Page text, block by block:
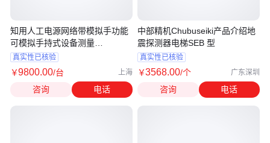
知用人工电源网络带模拟手功能
可模拟手持式设备测量
EM5040C
真实性已核验
￥9800.00/台 上海
咨询 电话
中部精机Chubuseiki产品介绍地
震探测器电梯SEB 型
真实性已核验
￥3568.00/个 广东深圳
咨询 电话